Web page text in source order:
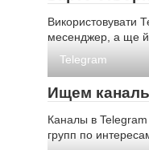
Використовувати
месенджер, а ще й
Telegram
Ищем
Каналы в Telegram
групп по